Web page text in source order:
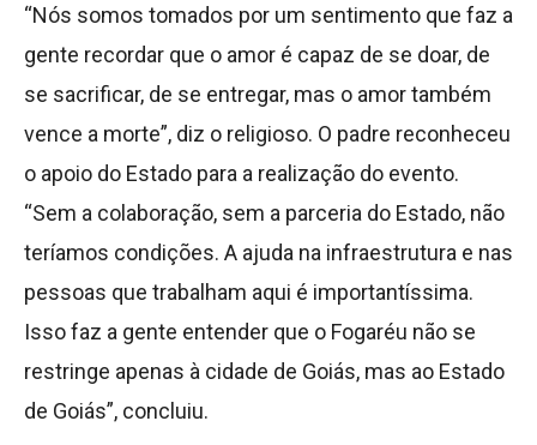
“Nós somos tomados por um sentimento que faz a
gente recordar que o amor é capaz de se doar, de
se sacrificar, de se entregar, mas o amor também
vence a morte”, diz o religioso. O padre reconheceu
o apoio do Estado para a realização do evento.
“Sem a colaboração, sem a parceria do Estado, não
teríamos condições. A ajuda na infraestrutura e nas
pessoas que trabalham aqui é importantíssima.
Isso faz a gente entender que o Fogaréu não se
restringe apenas à cidade de Goiás, mas ao Estado
de Goiás”, concluiu.